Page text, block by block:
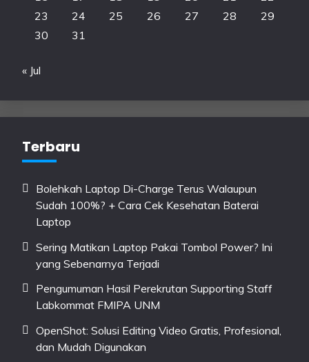
23
24 25 26 27 28
29
30
31
« Jul
Terbaru
Bolehkah Laptop Di-Charge Terus Walaupun
Sudah 100%? + Cara Cek Kesehatan Baterai
Laptop
Sering Matikan Laptop Pakai Tombol Power? Ini
yang Sebenarnya Terjadi
Pengumuman Hasil Perekrutan Supporting Staff
Labkommat FMIPA UNM
OpenShot: Solusi Editing Video Gratis, Profesional,
dan Mudah Digunakan